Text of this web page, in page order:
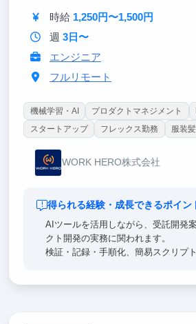
に体感できます。
時給 1,250円〜1,500円
週 3日〜
エンジニア
フルリモート
機械学習・AI プロダクトマネジメント
スタートアップ
フレックス勤務 服装
WORK HERO株式会社
得られる経験・成長できるポイン
AIツールを活用しながら、受託開発
クト開発の実務に関われます。
検証・記録・手順化、簡易スクリプ